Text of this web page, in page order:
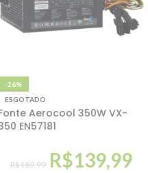
-26%
ESGOTADO
Aerocool 350W VX-
EN57181
R$189,99 R$139,99